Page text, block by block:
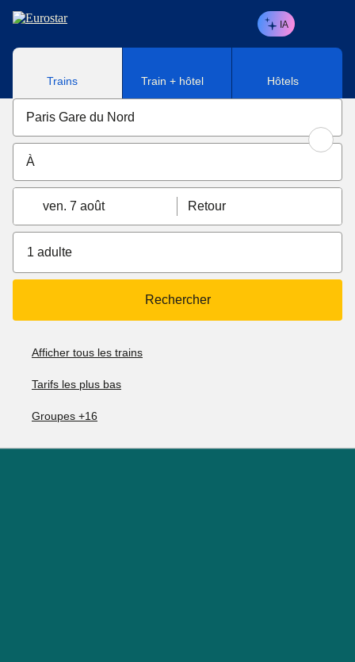
Aller au contenu principal
IA
Trains Train + hôtel Hôtels
ven. 7 août Retour
1 adulte
Rechercher
Afficher tous les trains
Tarifs les plus bas
Groupes +16